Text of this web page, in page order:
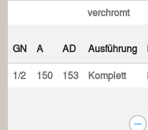
verchromt
GN A AD Ausführung
1/2
150 153 Komplett